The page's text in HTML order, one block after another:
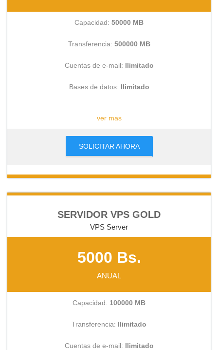
Capacidad: 50000 MB
Transferencia: 500000 MB
Cuentas de e-mail: Ilimitado
Bases de datos: Ilimitado
ver mas
SOLICITAR AHORA
SERVIDOR VPS GOLD
VPS Server
5000 Bs.
ANUAL
Capacidad: 100000 MB
Transferencia: Ilimitado
Cuentas de e-mail: Ilimitado